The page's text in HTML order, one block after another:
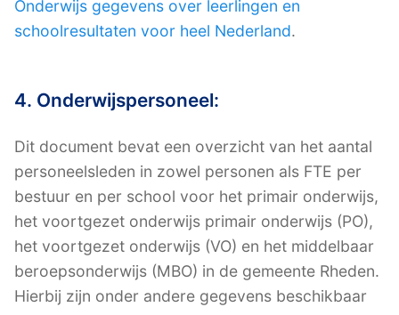
Onderwijs gegevens over leerlingen en
schoolresultaten voor heel Nederland.
4. Onderwijspersoneel:
Dit document bevat een overzicht van het aantal
personeelsleden in zowel personen als FTE per
bestuur en per school voor het primair onderwijs,
het voortgezet onderwijs primair onderwijs (PO),
het voortgezet onderwijs (VO) en het middelbaar
beroepsonderwijs (MBO) in de gemeente Rheden.
Hierbij zijn onder andere gegevens beschikbaar